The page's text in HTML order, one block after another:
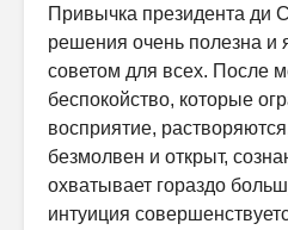
Привычка президента ди
решения очень полезна и
советом для всех. После
беспокойство, которые
восприятие,
безмолвен и открыт,
охватывает гораздо
интуиция